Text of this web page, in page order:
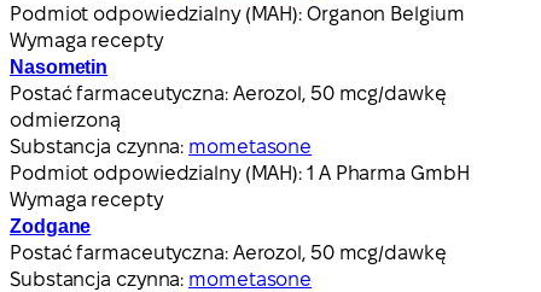
Podmiot odpowiedzialny (MAH): Organon Belgium
Wymaga recepty
Nasometin
Postać farmaceutyczna: Aerozol, 50 mcg/dawkę
odmierzoną
Substancja czynna: mometasone
Podmiot odpowiedzialny (MAH): 1 A Pharma GmbH
Wymaga recepty
Zodgane
Postać farmaceutyczna: Aerozol, 50 mcg/dawkę
Substancja czynna: mometasone